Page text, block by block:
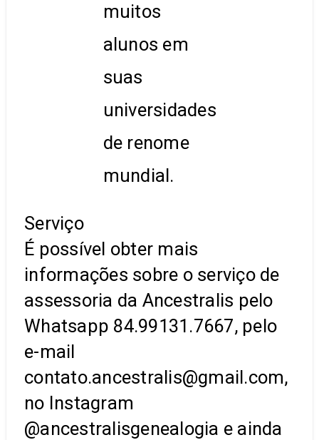
muitos
alunos em
suas
universidades
de renome
mundial.
Serviço
É possível obter mais
informações sobre o serviço de
assessoria da Ancestralis pelo
Whatsapp 84.99131.7667, pelo
e-mail
contato.ancestralis@gmail.com,
no Instagram
@ancestralisgenealogia e ainda